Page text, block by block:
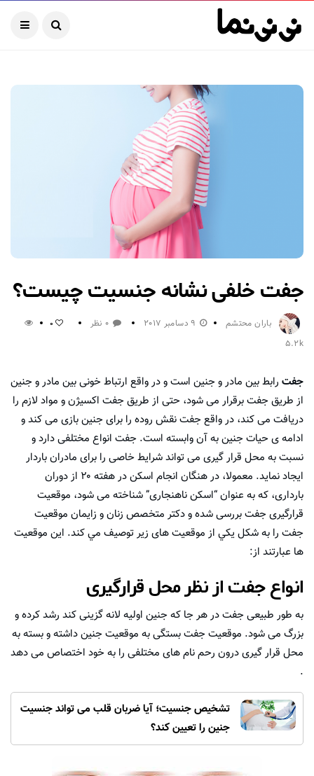
جفت خلفی نشانه جنسیت چیست؟
باران محتشم 9 دسامبر 2017 0 نظر 0
5.2k
جفت رابط بین مادر و جنین است و در واقع ارتباط خونی بین مادر و جنین
از طریق جفت برقرار می شود، حتی از طریق جفت اکسیژن و مواد لازم را
دریافت می کند، در واقع جفت نقش روده را برای جنین بازی می کند و
ادامه ی حیات جنین به آن وابسته است. جفت انواع مختلفی دارد و
نسبت به محل قرار گیری می تواند شرایط خاصی را برای مادران باردار
ایجاد نماید. معمولا، در هنگان انجام اسکن در هفته ۲۰ از دوران
بارداری، که به عنوان “اسکن ناهنجاری” شناخته می شود، موقعیت
قرارگیری جفت بررسی شده و دكتر متخصص زنان و زايمان موقعیت
جفت را به شكل يكي از موقعیت های زیر توصیف مي كند. این موقعیت
ها عبارتند از:
انواع جفت از نظر محل قرارگیری
به طور طبیعی جفت در هر جا که جنین اولیه لانه گزینی کند رشد کرده و
بزرگ می شود. موقعیت جفت بستگی به موقعیت جنین داشته و بسته به
محل قرار گیری درون رحم نام های مختلفی را به خود اختصاص می دهد
.
تشخیص جنسیت؛ آیا ضربان قلب می تواند جنسیت
جنین را تعیین کند؟